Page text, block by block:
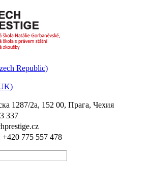
1287/2a, 152 00, Прага, Чехия
337
+420 775 557 478